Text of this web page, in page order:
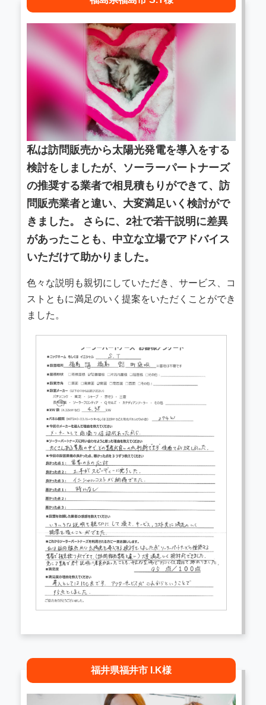
私は訪問販売から太陽光発電を導入をする
検討をしましたが、ソーラーパートナーズ
の推奨する業者で相見積もりができて、訪
問販売業者と違い、大変満足いく検討がで
きました。 さらに、2社で若干説明に差異
があったことも、中立な立場でアドバイス
いただけて助かりました。
色々な説明も親切にしていただき、サービス、コ
ストともに満足のいく提案をいただくことができ
ました。
福井県福井市 I.K様